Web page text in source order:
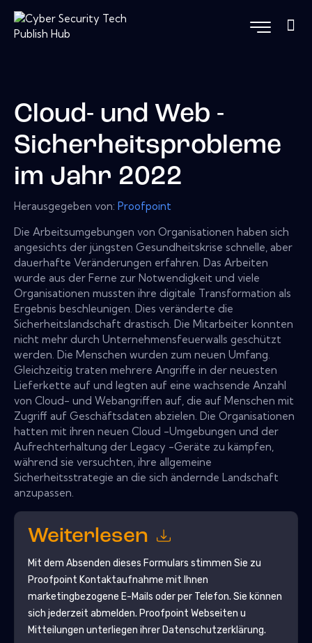
Cloud- und Web -
Sicherheitsprobleme
im Jahr 2022
Herausgegeben von: Proofpoint
Die Arbeitsumgebungen von Organisationen haben sich
angesichts der jüngsten Gesundheitskrise schnelle, aber
dauerhafte Veränderungen erfahren. Das Arbeiten
wurde aus der Ferne zur Notwendigkeit und viele
Organisationen mussten ihre digitale Transformation als
Ergebnis beschleunigen. Dies veränderte die
Sicherheitslandschaft drastisch. Die Mitarbeiter konnten
nicht mehr durch Unternehmensfeuerwalls geschützt
werden. Die Menschen wurden zum neuen Umfang.
Gleichzeitig traten mehrere Angriffe in der neuesten
Lieferkette auf und legten auf eine wachsende Anzahl
von Cloud- und Webangriffen auf, die auf Menschen mit
Zugriff auf Geschäftsdaten abzielen. Die Organisationen
hatten mit ihren neuen Cloud -Umgebungen und der
Aufrechterhaltung der Legacy -Geräte zu kämpfen,
während sie versuchten, ihre allgemeine
Sicherheitsstrategie an die sich ändernde Landschaft
anzupassen.
Weiterlesen
Mit dem Absenden dieses Formulars stimmen Sie zu
Proofpoint Kontaktaufnahme mit Ihnen
marketingbezogene E-Mails oder per Telefon. Sie können
sich jederzeit abmelden. Proofpoint Webseiten u
Mitteilungen unterliegen ihrer Datenschutzerklärung.